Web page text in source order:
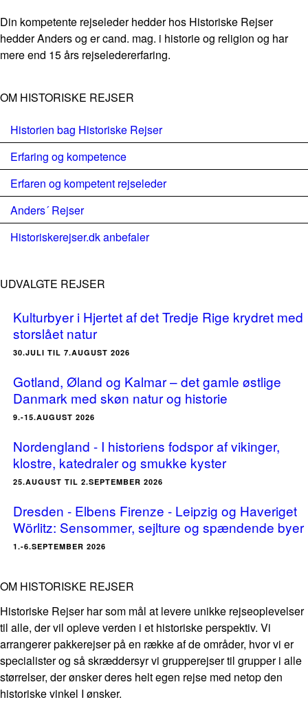
Din kompetente rejseleder hedder hos Historiske Rejser
hedder Anders og er cand. mag. i historie og religion og har
mere end 15 års rejseledererfaring.
OM HISTORISKE REJSER
Historien bag Historiske Rejser
Erfaring og kompetence
Erfaren og kompetent rejseleder
Anders´ Rejser
Historiskerejser.dk anbefaler
UDVALGTE REJSER
Kulturbyer i Hjertet af det Tredje Rige krydret med
storslået natur
30.JULI TIL 7.AUGUST 2026
Gotland, Øland og Kalmar – det gamle østlige
Danmark med skøn natur og historie
9.-15.AUGUST 2026
Nordengland - I historiens fodspor af vikinger,
klostre, katedraler og smukke kyster
25.AUGUST TIL 2.SEPTEMBER 2026
Dresden - Elbens Firenze - Leipzig og Haveriget
Wörlitz: Sensommer, sejlture og spændende byer
1.-6.SEPTEMBER 2026
OM HISTORISKE REJSER
Historiske Rejser har som mål at levere unikke rejseoplevelser
til alle, der vil opleve verden i et historiske perspektiv. Vi
arrangerer pakkerejser på en række af de områder, hvor vi er
specialister og så skræddersyr vi grupperejser til grupper i alle
størrelser, der ønsker deres helt egen rejse med netop den
historiske vinkel I ønsker.